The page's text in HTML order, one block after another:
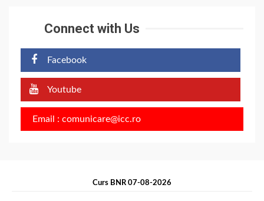
Connect with Us
Facebook
Youtube
Email : comunicare@icc.ro
Curs BNR 07-08-2026